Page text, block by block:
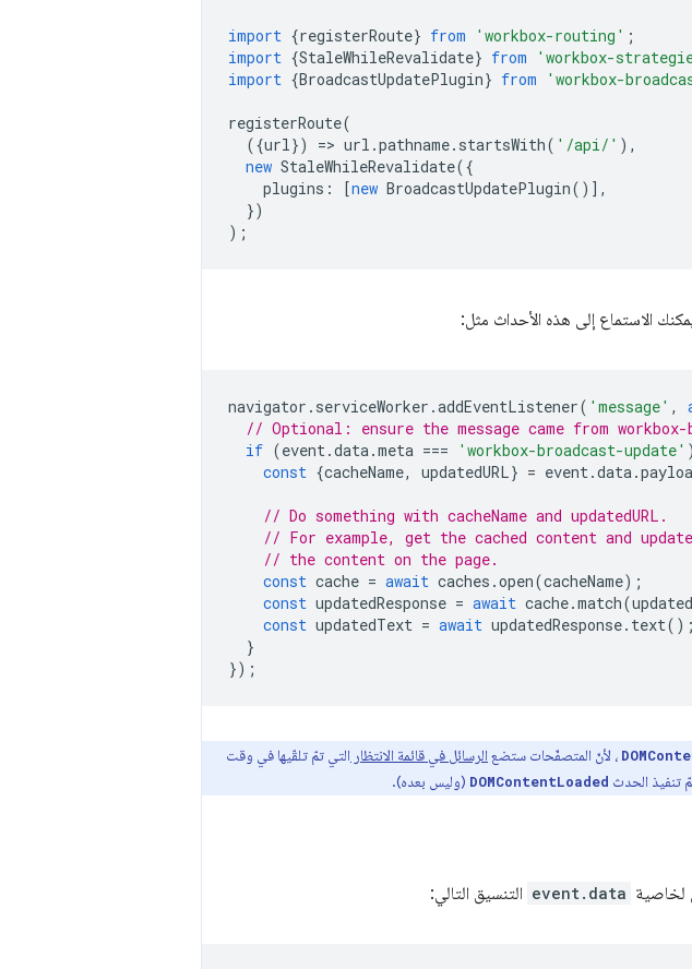
import {registerRoute} from 'workbox-routing' ;
import {StaleWhileRevalidate} from 'workbox-
import {BroadcastUpdatePlugin} from 'workbox-
registerRoute(
({url}) => url .pathname. startsWith( '/api/' ),
new StaleWhileRevalidate({
plugins : [new BroadcastUpdatePlugin()],
})
);
الاستماع إلى هذه الأحداث مثل:
navigator . serviceWorker .addEventListener( 'message' ,
// Optional: ensure the message came from workbox-
if (event.data.meta === 'workbox-broadcast-update' )
const {cacheName, updatedURL} = event.data.
// Do something with cacheName and updatedURL.
// For example, get the cached content and update
// the content on the page.
const cache = await caches .open(cacheName);
const updatedResponse = await cache.match(
const updatedText = await updatedResponse. text();
}
});
، لأنّ المتصفّحات ستضع الرسائل في قائمة الانتظار التي تمّ تلقّيها في وقت
DOMContentLoaded (وليس بعده).
لخاصية event.data التنسيق التالي: